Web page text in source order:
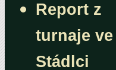
Report z
turnaje ve
Stádlci